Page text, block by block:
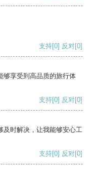
支持[0] 反对[0]
够享受到高品质的旅行体
支持[0] 反对[0]
及时解决，让我能够安心工
支持[0] 反对[0]